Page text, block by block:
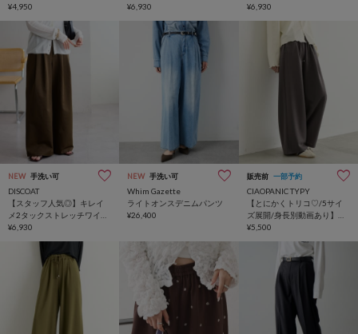
¥4,950 チノパンツ
¥6,930 チノパンツ
¥6,930
NEW 手洗い可
DISCOAT
【スタッフ人気◎】キレイ
メ2タックストレッチワイド
チノパンツ
¥6,930
NEW 手洗い可
Whim Gazette
ライトオンスデニムパンツ
¥26,400
販売前 一部予約
CIAOPANIC TYPY
【とにかくトリコ♡/5サイ
ズ展開/身長別動画あり】と
ろみイージーパンツ
¥5,500